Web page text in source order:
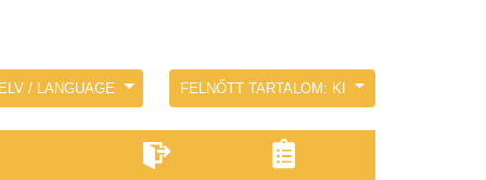
/ LANGUAGE FELNŐTT TARTALOM: KI